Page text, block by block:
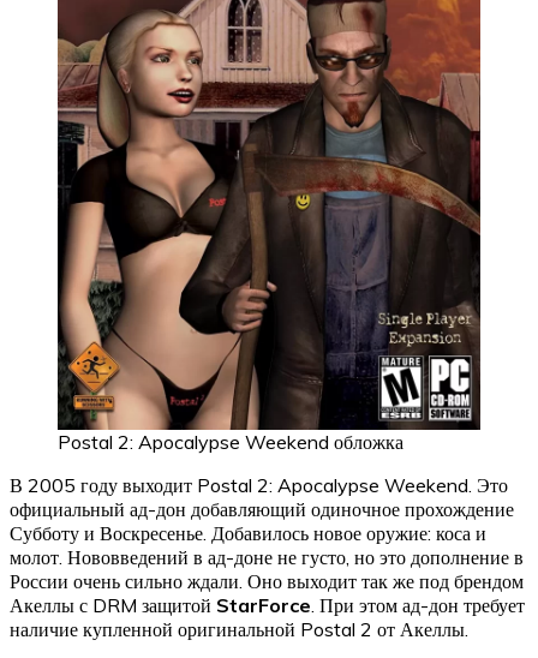
Postal 2: Apocalypse Weekend обложка
В 2005 году выходит Postal 2: Apocalypse Weekend. Это
официальный ад-дон добавляющий одиночное прохождение
Субботу и Воскресенье. Добавилось новое оружие: коса и
молот. Нововведений в ад-доне не густо, но это дополнение в
России очень сильно ждали. Оно выходит так же под брендом
Акеллы с DRM защитой StarForce . При этом ад-дон требует
наличие купленной оригинальной Postal 2 от Акеллы.